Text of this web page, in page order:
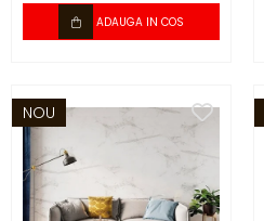
ADAUGA IN COS
NOU